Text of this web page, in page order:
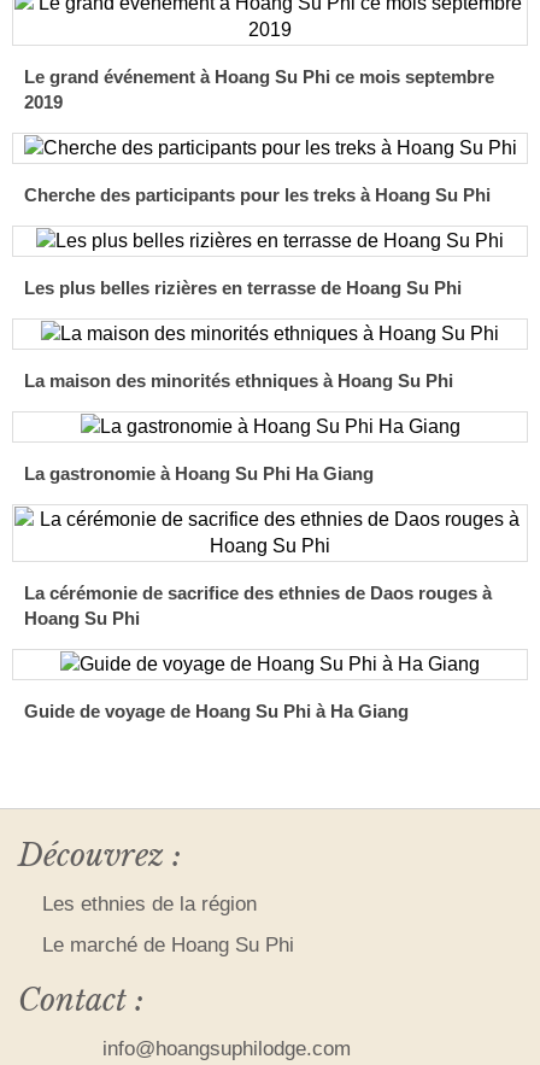
Le grand événement à Hoang Su Phi ce mois septembre
2019
Cherche des participants pour les treks à Hoang Su Phi
Les plus belles rizières en terrasse de Hoang Su Phi
La maison des minorités ethniques à Hoang Su Phi
La gastronomie à Hoang Su Phi Ha Giang
La cérémonie de sacrifice des ethnies de Daos rouges à
Hoang Su Phi
Guide de voyage de Hoang Su Phi à Ha Giang
Découvrez :
Les ethnies de la région
Le marché de Hoang Su Phi
Contact :
info@hoangsuphilodge.com